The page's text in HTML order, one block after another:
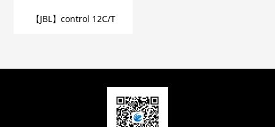
【JBL】control 12C/T